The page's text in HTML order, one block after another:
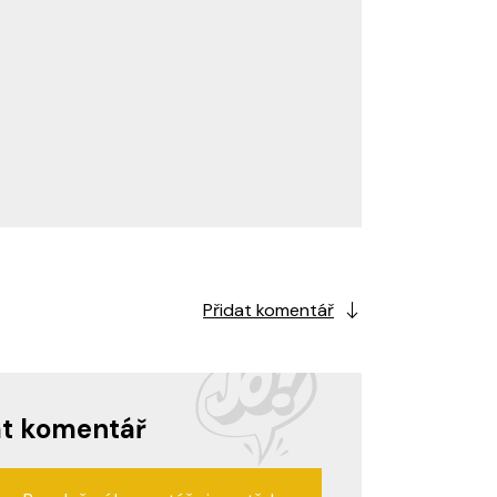
Přidat komentář
komentář